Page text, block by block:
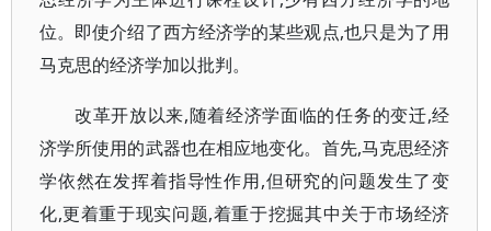
位。即使介绍了西方经济学的某些观点,也只是为了用
马克思的经济学加以批判。
改革开放以来,随着经济学面临的任务的变迁,经
济学所使用的武器也在相应地变化。首先,马克思经济
学依然在发挥着指导性作用,但研究的问题发生了变
化,更着重于现实问题,着重于挖掘其中关于市场经济